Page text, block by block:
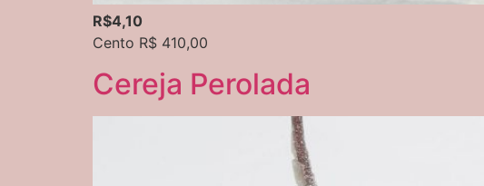
R$4,10
Cento R$ 410,00
Cereja Perolada